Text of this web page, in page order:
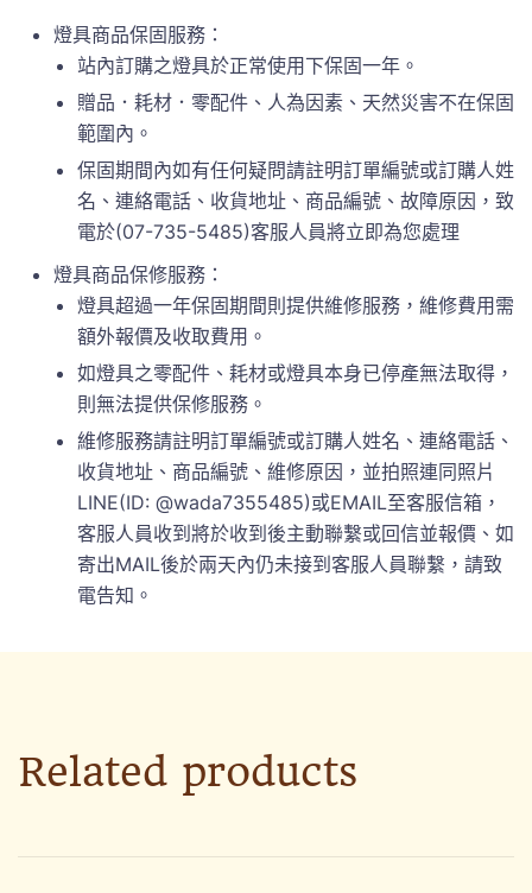
燈具商品保固服務：
站內訂購之燈具於正常使用下保固一年。
贈品．耗材．零配件、人為因素、天然災害不在保固
範圍內。
保固期間內如有任何疑問請註明訂單編號或訂購人姓
名、連絡電話、收貨地址、商品編號、故障原因，致
電於(07-735-5485)客服人員將立即為您處理
燈具商品保修服務：
燈具超過一年保固期間則提供維修服務，維修費用需
額外報價及收取費用。
如燈具之零配件、耗材或燈具本身已停產無法取得，
則無法提供保修服務。
維修服務請註明訂單編號或訂購人姓名、連絡電話、
收貨地址、商品編號、維修原因，並拍照連同照片
LINE(ID: @wada7355485)或EMAIL至客服信箱，
客服人員收到將於收到後主動聯繫或回信並報價、如
寄出MAIL後於兩天內仍未接到客服人員聯繫，請致
電告知。
Related products